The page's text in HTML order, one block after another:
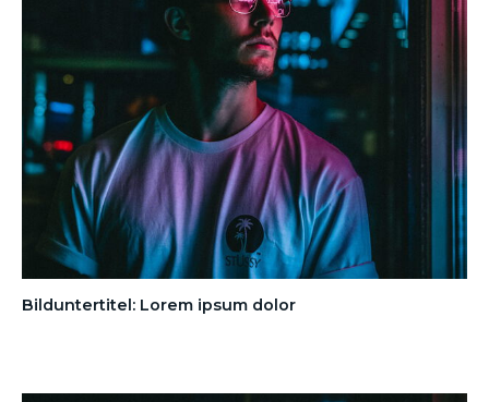
Bilduntertitel: Lorem ipsum dolor